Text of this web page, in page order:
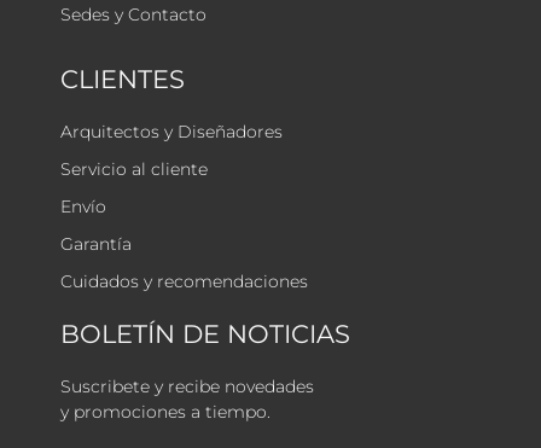
Sedes y Contacto
CLIENTES
Arquitectos y Diseñadores
Servicio al cliente
Envío
Garantía
Cuidados y recomendaciones
BOLETÍN DE NOTICIAS
Suscribete y recibe novedades
y promociones a tiempo.